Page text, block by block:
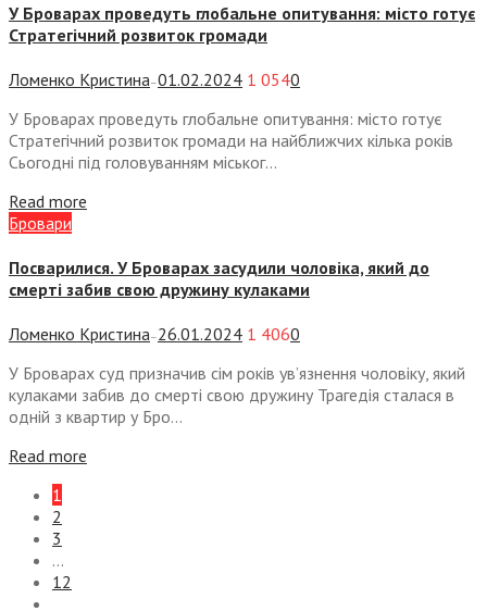
У Броварах проведуть глобальне опитування: місто готує
Стратегічний розвиток громади
Ломенко Кристина —01.02.2024 1 0540
У Броварах проведуть глобальне опитування: місто готує
Стратегічний розвиток громади на найближчих кілька років
Сьогодні під головуванням міськог...
Read more
Бровари
Посварилися. У Броварах засудили чоловіка, який до
смерті забив свою дружину кулаками
Ломенко Кристина— 26.01.2024 1 4060
У Броварах суд призначив сім років ув’язнення чоловіку, який
кулаками забив до смерті свою дружину Трагедія сталася в
одній з квартир у Бро...
Read more
1
2
3
…
12